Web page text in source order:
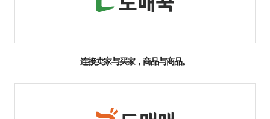
连接卖家与买家，商品与商品。